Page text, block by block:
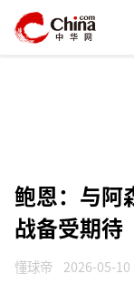
鲍恩：与阿
战备受期待
懂球帝 2026-05-10